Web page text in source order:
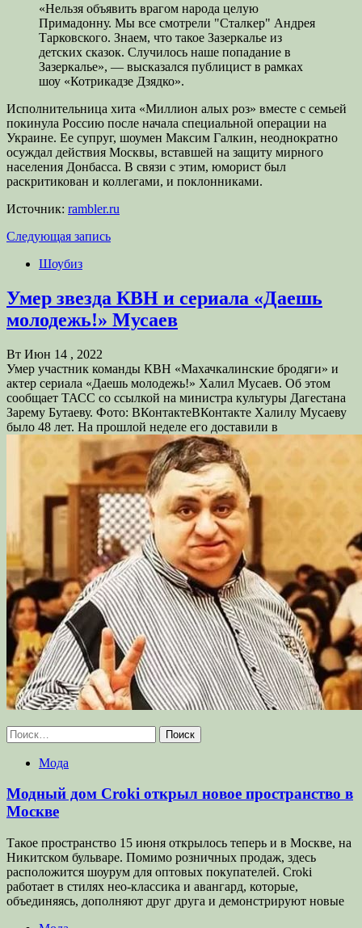
«Нельзя объявить врагом народа целую
Примадонну. Мы все смотрели "Сталкер" Андрея
Тарковского. Знаем, что такое Зазеркалье из
детских сказок. Случилось наше попадание в
Зазеркалье», — высказался публицист в рамках
шоу «Котрикадзе Дзядко».
Исполнительница хита «Миллион алых роз» вместе с семьей
покинула Россию после начала специальной операции на
Украине. Ее супруг, шоумен Максим Галкин, неоднократно
осуждал действия Москвы, вставшей на защиту мирного
населения Донбасса. В связи с этим, юморист был
раскритикован и коллегами, и поклонниками.
Источник: rambler.ru
Следующая запись
Шоубиз
Умер звезда КВН и сериала «Даешь
молодежь!» Мусаев
Вт Июн 14 , 2022
Умер участник команды КВН «Махачкалинские бродяги» и
актер сериала «Даешь молодежь!» Халил Мусаев. Об этом
сообщает ТАСС со ссылкой на министра культуры Дагестана
Зарему Бутаеву. Фото: ВКонтактеВКонтакте Халилу Мусаеву
было 48 лет. На прошлой неделе его доставили в
Найти:
Мода
Модный дом Croki открыл новое пространство в
Москве
Такое пространство 15 июня открылось теперь и в Москве, на
Никитском бульваре. Помимо розничных продаж, здесь
расположится шоурум для оптовых покупателей. Croki
работает в стилях нео-классика и авангард, которые,
объединяясь, дополняют друг друга и демонстрируют новые